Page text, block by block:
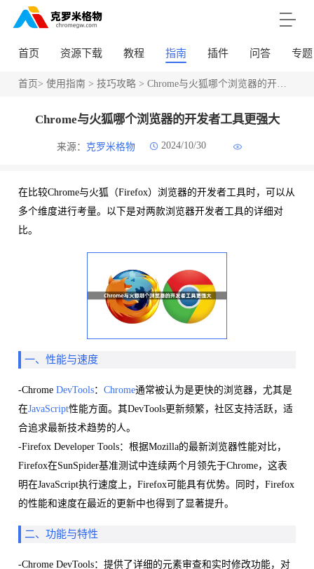
首页 资源下载 教程 指南 插件 问答 专题
首页> 使用指南 > 技巧攻略> Chrome与火狐哪个浏览器的开发者工具更强大
Chrome与火狐哪个浏览器的开发者工具更强大
来源： 克罗米格物 2024/10/30
在比较Chrome与火狐（Firefox）浏览器的开发者工具时，可以从
多个维度进行考量。以下是对两款浏览器开发者工具的详细对
比。
一、性能与速度
-Chrome DevTools： Chrome通常被认为是更快的浏览器，尤其是
在JavaScript性能方面。其DevTools更新频繁，社区支持活跃，适
合追求最新技术趋势的人。
-Firefox Developer Tools：根据Mozilla的最新浏览器性能对比，
Firefox在SunSpider基准测试中连续两个月领先于Chrome，这表
明在JavaScript执行速度上，Firefox可能具有优势。同时，Firefox
的性能和速度在最近的更新中也得到了显著提升。
二、功能与特性
-Chrome DevTools：提供了详细的元素审查和实时修改功能，对